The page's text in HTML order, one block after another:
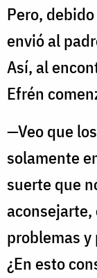
Pero,
envió al
Así, al
Efrén
—Veo que
solamente
suerte que
aconsejarte,
problemas
¿En esto